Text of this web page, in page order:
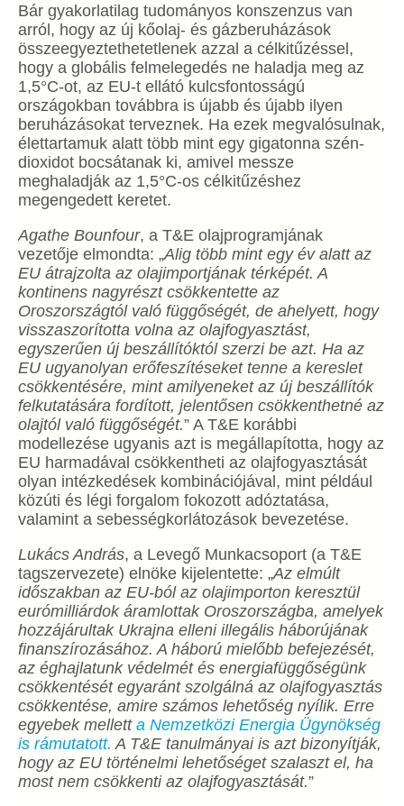
Bár gyakorlatilag tudományos konszenzus van
arról, hogy az új kőolaj- és gázberuházások
összeegyeztethetetlenek azzal a célkitűzéssel,
hogy a globális felmelegedés ne haladja meg az
1,5°C-ot, az EU-t ellátó kulcsfontosságú
országokban továbbra is újabb és újabb ilyen
beruházásokat terveznek. Ha ezek megvalósulnak,
élettartamuk alatt több mint egy gigatonna szén-
dioxidot bocsátanak ki, amivel messze
meghaladják az 1,5°C-os célkitűzéshez
megengedett keretet.
Agathe Bounfour, a T&E olajprogramjának
vezetője elmondta: „Alig több mint egy év alatt az
EU átrajzolta az olajimportjának térképét. A
kontinens nagyrészt csökkentette az
Oroszországtól való függőségét, de ahelyett, hogy
visszaszorította volna az olajfogyasztást,
egyszerűen új beszállítóktól szerzi be azt. Ha az
EU ugyanolyan erőfeszítéseket tenne a kereslet
csökkentésére, mint amilyeneket az új beszállítók
felkutatására fordított, jelentősen csökkenthetné az
olajtól való függőségét.” A T&E korábbi
modellezése ugyanis azt is megállapította, hogy az
EU harmadával csökkentheti az olajfogyasztását
olyan intézkedések kombinációjával, mint például
közúti és légi forgalom fokozott adóztatása,
valamint a sebességkorlátozások bevezetése.
Lukács András, a Levegő Munkacsoport (a T&E
tagszervezete) elnöke kijelentette: „Az elmúlt
időszakban az EU-ból az olajimporton keresztül
eurómilliárdok áramlottak Oroszországba, amelyek
hozzájárultak Ukrajna elleni illegális háborújának
finanszírozásához. A háború mielőbb befejezését,
az éghajlatunk védelmét és energiafüggőségünk
csökkentését egyaránt szolgálná az olajfogyasztás
csökkentése, amire számos lehetőség nyílik. Erre
egyebek mellett a Nemzetközi Energia Ügynökség
is rámutatott. A T&E tanulmányai is azt bizonyítják,
hogy az EU történelmi lehetőséget szalaszt el, ha
most nem csökkenti az olajfogyasztását.”